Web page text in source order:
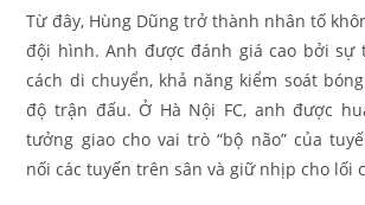
Từ đây, Hùng Dũng trở thành nhân tố
đội hình. Anh được đánh giá cao bởi sự
cách di chuyển, khả năng kiểm soát
độ trận đấu. Ở Hà Nội FC, anh được
tưởng giao cho vai trò “bộ não” của
nối các tuyến trên sân và giữ nhịp cho lối